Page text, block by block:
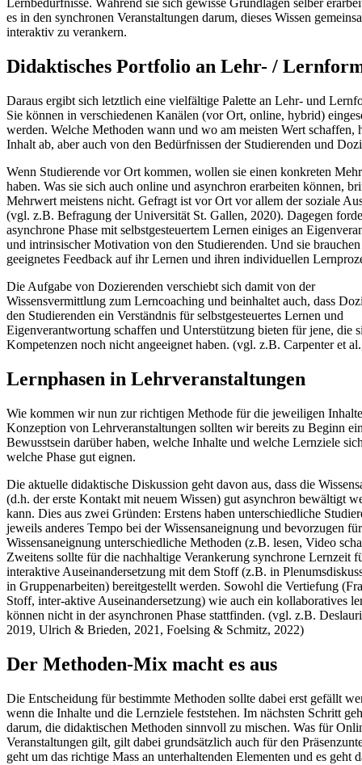
Lernbedürfnisse. Während sie sich gewisse Grundlagen selber
es in den synchronen Veranstaltungen darum, dieses Wissen
interaktiv zu verankern.
Didaktisches Portfolio an Lehr- /
Daraus ergibt sich letztlich eine vielfältige Palette an Lehr- und
Sie können in verschiedenen Kanälen (vor Ort, online, hybrid)
werden. Welche Methoden wann und wo am meisten Wert schaffen,
Inhalt ab, aber auch von den Bedürfnissen der Studierenden und
Wenn Studierende vor Ort kommen, wollen sie einen konkreten
haben. Was sie sich auch online und asynchron erarbeiten können,
Mehrwert meistens nicht. Gefragt ist vor Ort vor allem der soziale
(vgl. z.B. Befragung der Universität St. Gallen, 2020). Dagegen
asynchrone Phase mit selbstgesteuertem Lernen einiges an
und intrinsischer Motivation von den Studierenden. Und sie brauchen
geeignetes Feedback auf ihr Lernen und ihren individuellen
Die Aufgabe von Dozierenden verschiebt sich damit von der
Wissensvermittlung zum Lerncoaching und beinhaltet auch, dass
den Studierenden ein Verständnis für selbstgesteuertes Lernen und
Eigenverantwortung schaffen und Unterstützung bieten für jene, die
Kompetenzen noch nicht angeeignet haben. (vgl. z.B. Carpenter et
Lernphasen in Lehrveranstaltungen
Wie kommen wir nun zur richtigen Methode für die jeweiligen
Konzeption von Lehrveranstaltungen sollten wir bereits zu Beginn
Bewusstsein darüber haben, welche Inhalte und welche Lernziele
welche Phase gut eignen.
Die aktuelle didaktische Diskussion geht davon aus, dass die
(d.h. der erste Kontakt mit neuem Wissen) gut asynchron bewältigt
kann. Dies aus zwei Gründen: Erstens haben unterschiedliche
jeweils anderes Tempo bei der Wissensaneignung und bevorzugen
Wissensaneignung unterschiedliche Methoden (z.B. lesen, Video
Zweitens sollte für die nachhaltige Verankerung synchrone Lernzeit
interaktive Auseinandersetzung mit dem Stoff (z.B. in
in Gruppenarbeiten) bereitgestellt werden. Sowohl die Vertiefung
Stoff, inter-aktive Auseinandersetzung) wie auch ein kollaboratives
können nicht in der asynchronen Phase stattfinden. (vgl. z.B.
2019, Ulrich & Brieden, 2021, Foelsing & Schmitz, 2022)
Der Methoden-Mix macht es aus
Die Entscheidung für bestimmte Methoden sollte dabei erst gefällt
wenn die Inhalte und die Lernziele feststehen. Im nächsten Schritt
darum, die didaktischen Methoden sinnvoll zu mischen. Was für
Veranstaltungen gilt, gilt dabei grundsätzlich auch für den
geht um das richtige Mass an unterhaltenden Elementen und es geht